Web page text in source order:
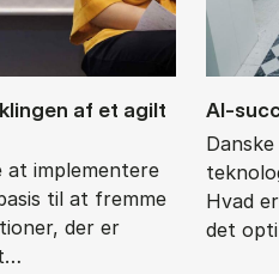
af et agilt
implementere
til at fremme
der er
AI-
Hvad
det